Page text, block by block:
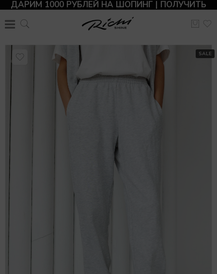
ДАРИМ 1000 РУБЛЕЙ НА ШОПИНГ | ПОЛУЧИТЬ
SALE